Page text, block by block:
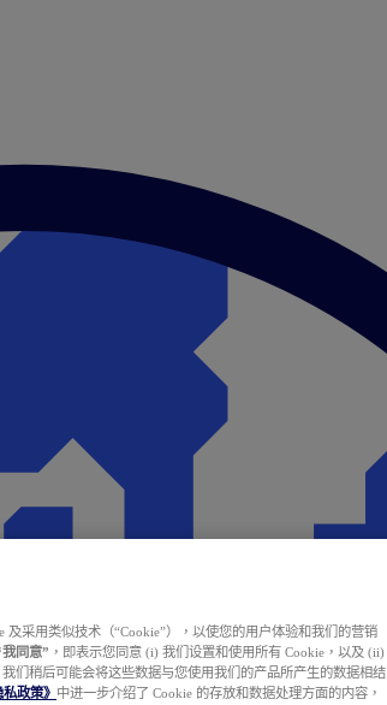
及采用类似技术（“Cookie”），以使您的用户体验和我们的营销
我同意” ，即表示您同意 (i) 我们设置和使用所有 Cookie，以及 (ii)
们稍后可能会将这些数据与您使用我们的产品所产生的数据相结
私政策》 中进一步介绍了 Cookie 的存放和数据处理方面的内容，